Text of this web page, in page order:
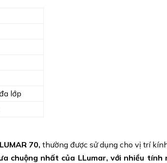
lớp
70, thường được sử dụng cho vị trí
chuộng nhất của LLumar, với nhiều